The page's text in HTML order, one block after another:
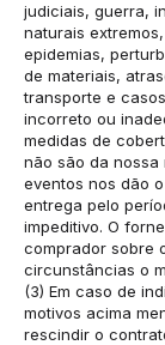
judiciais, guerra,
naturais
epidemias,
de materiais,
transporte e
incorreto ou
medidas de
não são da nossa
eventos nos dão
entrega pelo
impeditivo. O
comprador sobre
circunstâncias o
(3) Em caso de
motivos acima
rescindir o